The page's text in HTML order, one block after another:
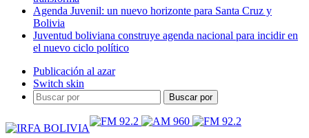
Agenda Juvenil: un nuevo horizonte para Santa Cruz y
Bolivia
Juventud boliviana construye agenda nacional para incidir en
el nuevo ciclo político
Publicación al azar
Switch skin
Buscar por